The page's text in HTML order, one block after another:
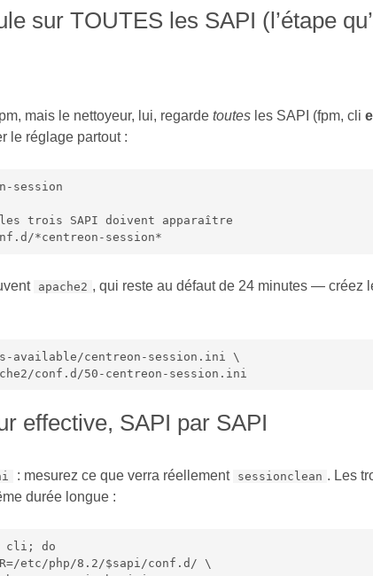
sur TOUTES les SAPI (l’étape
mais le nettoyeur, lui, regardetoutes les SAPI (fpm, cli
le réglage partout :
session
trois SAPI doivent apparaître
*centreon-session*
apache2 , qui reste au défaut de 24 minutes — créez
available/centreon-session.ini \
apache2/conf.d/50-centreon-session.ini
effective, SAPI par SAPI
: mesurez ce que verra réellement sessionclean . Les
durée longue :
cli; do